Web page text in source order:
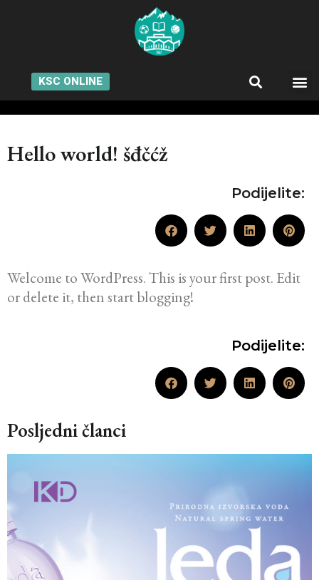
KSC ONLINE
Hello world! šđčćž
Podijelite:
Welcome to WordPress. This is your first post. Edit
or delete it, then start blogging!
Podijelite:
Posljedni članci